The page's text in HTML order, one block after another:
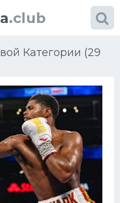
.club
Категории (29